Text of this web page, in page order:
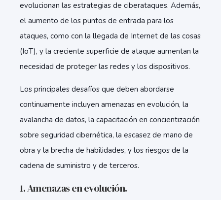
evolucionan las estrategias de ciberataques. Además,
el aumento de los puntos de entrada para los
ataques, como con la llegada de Internet de las cosas
(IoT), y la creciente superficie de ataque aumentan la
necesidad de proteger las redes y los dispositivos.
Los principales desafíos que deben abordarse
continuamente incluyen amenazas en evolución, la
avalancha de datos, la capacitación en concientización
sobre seguridad cibernética, la escasez de mano de
obra y la brecha de habilidades, y los riesgos de la
cadena de suministro y de terceros.
1. Amenazas en evolución.